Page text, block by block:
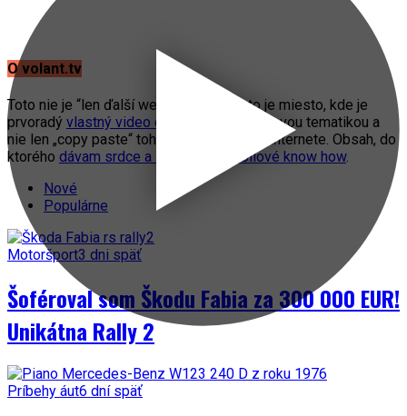
O volant.tv
Toto nie je “len ďalší web o autách”. Toto je miesto, kde je
prvoradý vlastný video obsah
s automobilovou tematikou a
nie len „copy paste“ toho, čo práve fičí na internete. Obsah, do
ktorého dávam srdce a svoje automobilové know how.
Nové
Populárne
Motoršport3 dni späť
Šoféroval som Škodu Fabia za 300 000 EUR!
Unikátna Rally 2
Príbehy áut6 dní späť